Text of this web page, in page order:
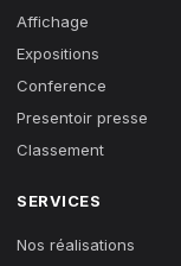
Affichage
Expositions
Conference
Presentoir presse
Classement
SERVICES
Nos réalisations